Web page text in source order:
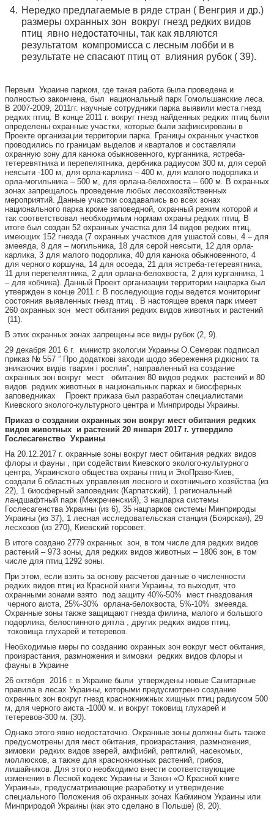
Нередко предлагаемые в ряде стран ( Венгрия и др.)
размеры охранных зон вокруг гнезд редких видов
птиц явно недостаточны, так как являются
результатом компромисса с лесным лобби и в
результате не спасают птиц от влияния рубок ( 39).
Первым Украине парком, где такая работа была проведена и
полностью закончена, был национальный парк Гомольшанские леса.
В 2007-2009, 2011гг. научные сотрудники парка выявили места гнезд
редких птиц. В конце 2011 г. вокруг гнезд найденных редких птиц были
определены охранные участки, которые были зафиксированы в
Проекте организации территории парка. Границы охранных участков
проводились по границам выделов и кварталов и составляли
охранную зону для канюка обыкновенного, курганника, ястреба-
тетеревятника и перепелятника, дербника радиусом 300 м, для серой
неясыти -100 м, для орла-карлика – 400 м, для малого подорлика и
орла-могильника – 500 м, для орлана-белохвоста – 600 м. В охранных
зонах запрещалось проведение любых лесохозяйственных
мероприятий. Данные участки создавались во всех зонах
национального парка кроме заповедной, охранный режим которой и
так соответствовал необходимым нормам охраны редких птиц. В
итоге был создан 52 охранных участка для 14 видов редких птиц,
имеющих 152 гнезда (7 охранных участков для ушастой совы, 4 – для
змееяда, 8 для – могильника, 18 для серой неясыти, 12 для орла-
карлика, 3 для малого подорлика, 40 для канюка обыкновенного, 4
для черного коршуна, 14 для осоеда, 21 для ястреба-тетеревятника,
11 для перепелятника, 2 для орлана-белохвоста, 2 для курганника, 1
– для кобчика). Данный Проект организации территории нацпарка был
утвержден в конце 2011 г. В последующие годы ведется мониторинг
состояния выявленных гнезд птиц . В настоящее время парк имеет
260 охранных зон мест обитания редких видов животных и растений
(11).
В этих охранных зонах запрещены все виды рубок (2, 9).
29 декабря 201 6 г. министр экологии Украины О.Семерак подписал
приказ № 557 ” Про додаткові заходи щодо збереження рідкісних та
зникаючих видів тварин і рослин”, направленный на создание
охранных зон вокруг мест обитания 80 видов редких растений и 80
видов редких животных в национальных парках и биосферных
заповедниках Проект приказа был разработан специалистами
Киевского эколого-культурного центра и Минприроды Украины.
Приказ о создании охранных зон вокруг мест обитания редких
видов животных и растений 20 января 2017 г. утвердило
Гослесагенство Украины
На 20.12.2017 г. охранные зоны вокруг мест обитания редких видов
флоры и фауны , при содействии Киевского эколого-культурного
центра, Украинского общества охраны птиц и ЭкоПраво-Киев,
создали 6 областных управления лесного и охотничьего хозяйства (из
22), 1 биосферный заповедник (Карпатский), 1 региональный
ландшафтный парк (Межреченский), 3 нацпарка системы
Гослесагенства Украины (из 6), 35 нацпарков системы Минприроды
Украины (из 37), 1 лесная исследовательская станция (Боярская), 29
лесхозов (из 270), Киевский горсовет.
В итоге создано 2779 охранных зон, в том числе для редких видов
растений – 973 зоны, для редких видов животных – 1806 зон, в том
числе для птиц 1292 зоны.
При этом, если взять за основу расчетов данные о численности
редких видов птиц из Красной книги Украины, то выходит, что
охранными зонами взято под защиту 40%-50% мест гнездования
черного аиста, 25%-30% орлана-белохвоста, 5%-10% змееяда.
Охранные зоны также защищают гнезда филина, малого и большого
подорлика, белоспинного дятла , других редких видов птиц,
токовища глухарей и тетеревов.
Необходимые меры по созданию охранных зон вокруг мест обитания,
произрастания, размножения и зимовки редких видов флоры и
фауны в Украине
26 октября 2016 г. в Украине были утверждены новые Санитарные
правила в лесах Украины, которыми предусмотрено создание
охранных зон вокруг гнезд краснокнижных хищных птиц радиусом 500
м, для черного аиста -1000 м. и вокруг токовищ глухарей и
тетеревов-300 м. (30).
Однако этого явно недостаточно. Охранные зоны должны быть также
предусмотрены для мест обитания, произрастания, размножения,
зимовки редких видов зверей, амфибий, рептилий, насекомых,
моллюсков, а также для краснокнижных растений, грибов,
лишайников. Для этого необходимо внести соответствующие
изменения в Лесной кодекс Украины и Закон «О Красной книге
Украины», предусматривающие разработку и утверждение
специального Положения об охранных зонах Кабмином Украины или
Минприродой Украины (как это сделано в Польше) (8, 20).